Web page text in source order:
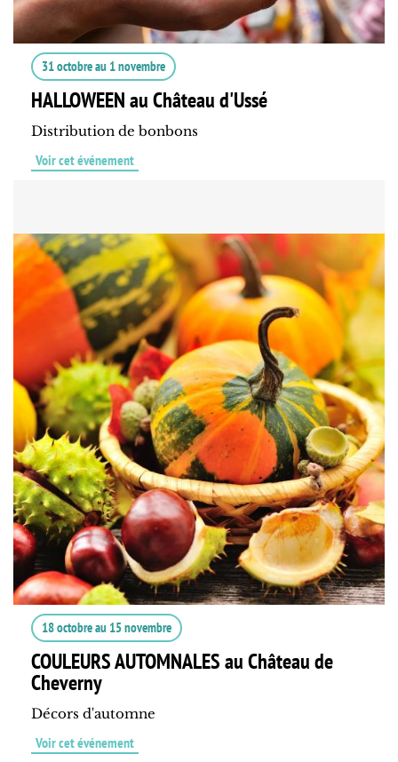
31 octobreau 1 novembre
HALLOWEEN au Château d'Ussé
Distribution de bonbons
Voir cet événement
18 octobreau 15 novembre
COULEURS AUTOMNALES au Château de
Cheverny
Décors d'automne
Voir cet événement